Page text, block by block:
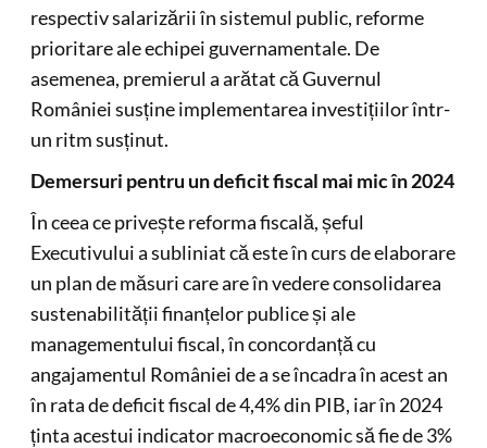
respectiv salarizării în sistemul public, reforme
prioritare ale echipei guvernamentale. De
asemenea, premierul a arătat că Guvernul
României susține implementarea investițiilor într-
un ritm susținut.
Demersuri pentru un deficit fiscal mai mic în 2024
În ceea ce privește reforma fiscală, șeful
Executivului a subliniat că este în curs de elaborare
un plan de măsuri care are în vedere consolidarea
sustenabilității finanțelor publice și ale
managementului fiscal, în concordanță cu
angajamentul României de a se încadra în acest an
în rata de deficit fiscal de 4,4% din PIB, iar în 2024
ținta acestui indicator macroeconomic să fie de 3%